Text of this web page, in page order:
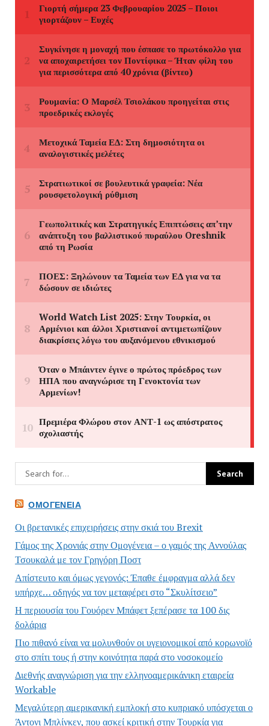
ΟΜΟΓΈΝΕΙΑ
Οι βρετανικές επιχειρήσεις στην σκιά του Brexit
Γάμος της Χρονιάς στην Ομογένεια – ο γαμός της Αννούλας
Τσουκαλά με τον Γρηγόρη Ποστ
Απίστευτο και όμως γεγονός: Έπαθε έμφραγμα αλλά δεν
υπήρχε… οδηγός να τον μεταφέρει στο “Σκυλίτσειο”
Η περιουσία του Γουόρεν Μπάφετ ξεπέρασε τα 100 δις
δολάρια
Πιο πιθανό είναι να μολυνθούν οι υγειονομικοί από κορωνοϊό
στο σπίτι τους ή στην κοινότητα παρά στο νοσοκομείο
Διεθνής αναγνώριση για την ελληνοαμερικάνικη εταιρεία
Workable
Μεγαλύτερη αμερικανική εμπλοκή στο κυπριακό υπόσχεται ο
Άντονι Μπλίνκεν, που ασκεί κριτική στην Τουρκία για